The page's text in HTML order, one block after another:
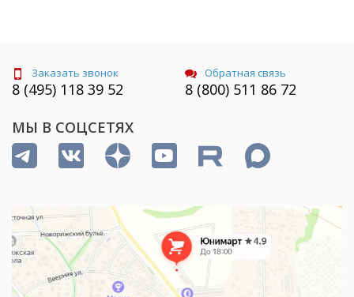
Заказать звонок
8 (495) 118 39 52
Обратная связь
8 (800) 511 86 72
МЫ В СОЦСЕТЯХ